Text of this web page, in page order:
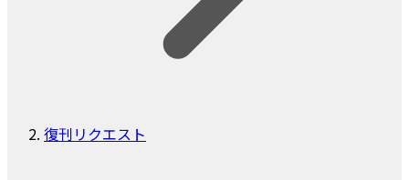
復刊リクエスト